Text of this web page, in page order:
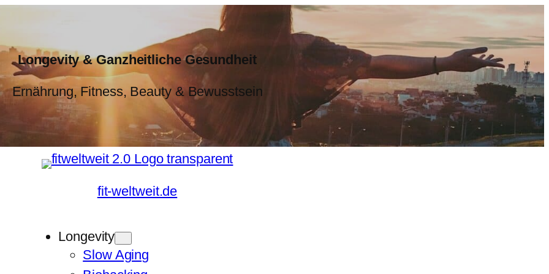
Longevity & Ganzheitliche Gesundheit
Ernährung, Fitness, Beauty & Bewusstsein
fit-weltweit.de
Longevity
Slow Aging